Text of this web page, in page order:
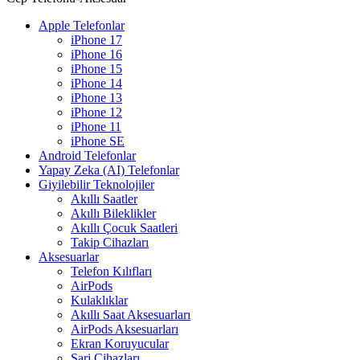
Apple Telefonlar
iPhone 17
iPhone 16
iPhone 15
iPhone 14
iPhone 13
iPhone 12
iPhone 11
iPhone SE
Android Telefonlar
Yapay Zeka (AI) Telefonlar
Giyilebilir Teknolojiler
Akıllı Saatler
Akıllı Bileklikler
Akıllı Çocuk Saatleri
Takip Cihazları
Aksesuarlar
Telefon Kılıfları
AirPods
Kulaklıklar
Akıllı Saat Aksesuarları
AirPods Aksesuarları
Ekran Koruyucular